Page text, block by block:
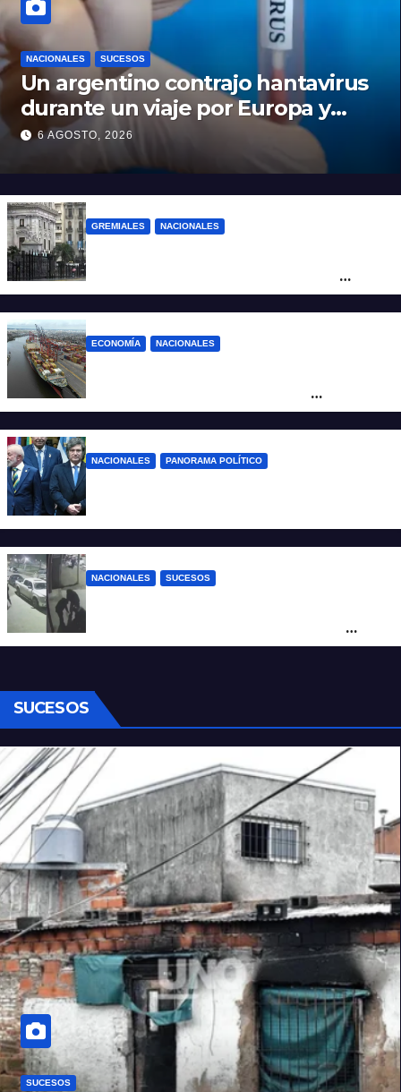
NACIONALES SUCESOS
Un argentino contrajo hantavirus
durante un viaje por Europa y
permanece aislado en España
6 AGOSTO, 2026
GREMIALES NACIONALES
cortes y desvíos
ECONOMÍA NACIONALES
desregulación del practicaje
NACIONALES PANORAMA POLÍTICO
NACIONALES SUCESOS
quedaron filmados
SUCESOS
SUCESOS